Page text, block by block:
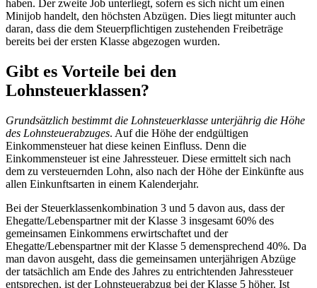
haben. Der zweite Job unterliegt, sofern es sich nicht um einen
Minijob handelt, den höchsten Abzügen. Dies liegt mitunter auch
daran, dass die dem Steuerpflichtigen zustehenden Freibeträge
bereits bei der ersten Klasse abgezogen wurden.
Gibt es Vorteile bei den
Lohnsteuerklassen?
Grundsätzlich bestimmt die Lohnsteuerklasse unterjährig die Höhe
des Lohnsteuerabzuges. Auf die Höhe der endgültigen
Einkommensteuer hat diese keinen Einfluss. Denn die
Einkommensteuer ist eine Jahressteuer. Diese ermittelt sich nach
dem zu versteuernden Lohn, also nach der Höhe der Einkünfte aus
allen Einkunftsarten in einem Kalenderjahr.
Bei der Steuerklassenkombination 3 und 5 davon aus, dass der
Ehegatte/Lebenspartner mit der Klasse 3 insgesamt 60% des
gemeinsamen Einkommens erwirtschaftet und der
Ehegatte/Lebenspartner mit der Klasse 5 demensprechend 40%. Da
man davon ausgeht, dass die gemeinsamen unterjährigen Abzüge
der tatsächlich am Ende des Jahres zu entrichtenden Jahressteuer
entsprechen, ist der Lohnsteuerabzug bei der Klasse 5 höher. Ist